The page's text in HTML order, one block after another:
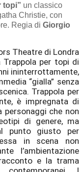
topi” un classico
Christie, con
Regia di Giorgio
Theatre di Londra
Trappola per topi di
ininterrottamente,
“gialla” senza
Trappola per
è impregnata di
personaggi che non
di genere, ma
punto giusto per
in scena non
l’ambientazione
e la trama